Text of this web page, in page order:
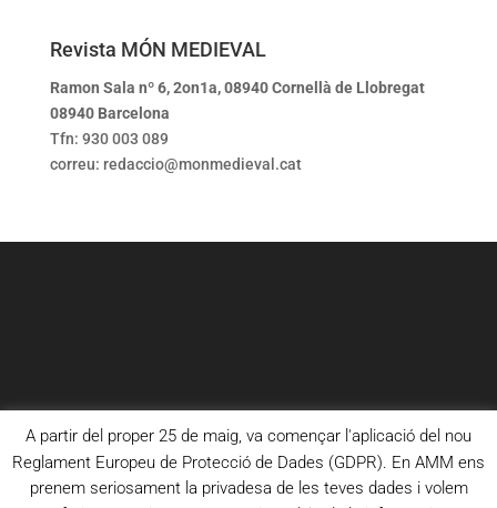
Revista MÓN MEDIEVAL
Ramon Sala nº 6, 2on1a, 08940 Cornellà de Llobregat
08940 Barcelona
Tfn: 930 003 089
correu: redaccio@monmedieval.cat
A partir del proper 25 de maig, va començar l'aplicació del nou
Reglament Europeu de Protecció de Dades (GDPR). En AMM ens
prenem seriosament la privadesa de les teves dades i volem